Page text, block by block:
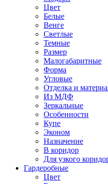
Цвет
Белые
Венге
Светлые
Темные
Размер
Малогабаритные
Форма
Угловые
Отделка и
Из МДФ
Зеркальные
Особенности
Купе
Эконом
Назначение
В коридор
Для узкого
Гардеробные
Цвет